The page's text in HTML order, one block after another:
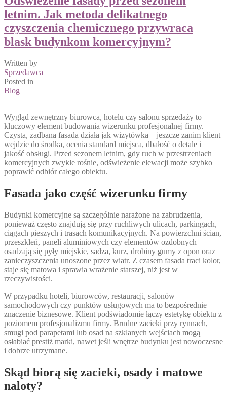
letnim. Jak metoda delikatnego
czyszczenia chemicznego przywraca
blask budynkom komercyjnym?
Written by
Sprzedawca
Posted in
Blog
Wygląd zewnętrzny biurowca, hotelu czy salonu sprzedaży to
kluczowy element budowania wizerunku profesjonalnej firmy.
Czysta, zadbana fasada działa jak wizytówka – jeszcze zanim klient
wejdzie do środka, ocenia standard miejsca, dbałość o detale i
jakość obsługi. Przed sezonem letnim, gdy ruch w przestrzeniach
komercyjnych zwykle rośnie, odświeżenie elewacji może szybko
poprawić odbiór całego obiektu.
Fasada jako część wizerunku firmy
Budynki komercyjne są szczególnie narażone na zabrudzenia,
ponieważ często znajdują się przy ruchliwych ulicach, parkingach,
ciągach pieszych i trasach komunikacyjnych. Na powierzchni ścian,
przeszkleń, paneli aluminiowych czy elementów ozdobnych
osadzają się pyły miejskie, sadza, kurz, drobiny gumy z opon oraz
zanieczyszczenia unoszone przez wiatr. Z czasem fasada traci kolor,
staje się matowa i sprawia wrażenie starszej, niż jest w
rzeczywistości.
W przypadku hoteli, biurowców, restauracji, salonów
samochodowych czy punktów usługowych ma to bezpośrednie
znaczenie biznesowe. Klient podświadomie łączy estetykę obiektu z
poziomem profesjonalizmu firmy. Brudne zacieki przy rynnach,
smugi pod parapetami lub osad na szklanych wejściach mogą
osłabiać prestiż marki, nawet jeśli wnętrze budynku jest nowoczesne
i dobrze utrzymane.
Skąd biorą się zacieki, osady i matowe
naloty?